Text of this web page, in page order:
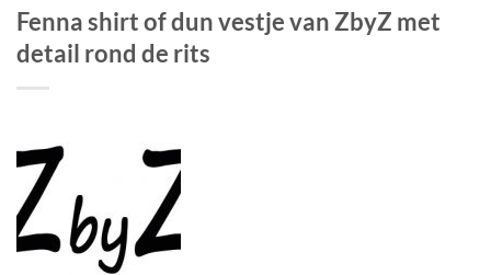
Fenna shirt of dun vestje van ZbyZ met
detail rond de rits